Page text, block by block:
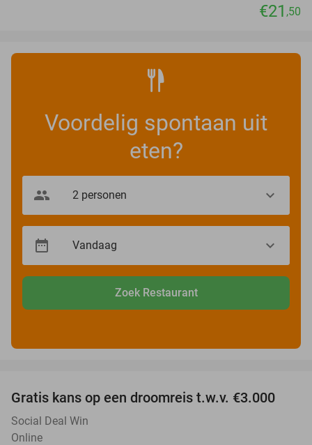
€21 ,50
Voordelig spontaan uit
eten?
Zoek Restaurant
Gratis kans op een droomreis t.w.v. €3.000
Social Deal Win
Online